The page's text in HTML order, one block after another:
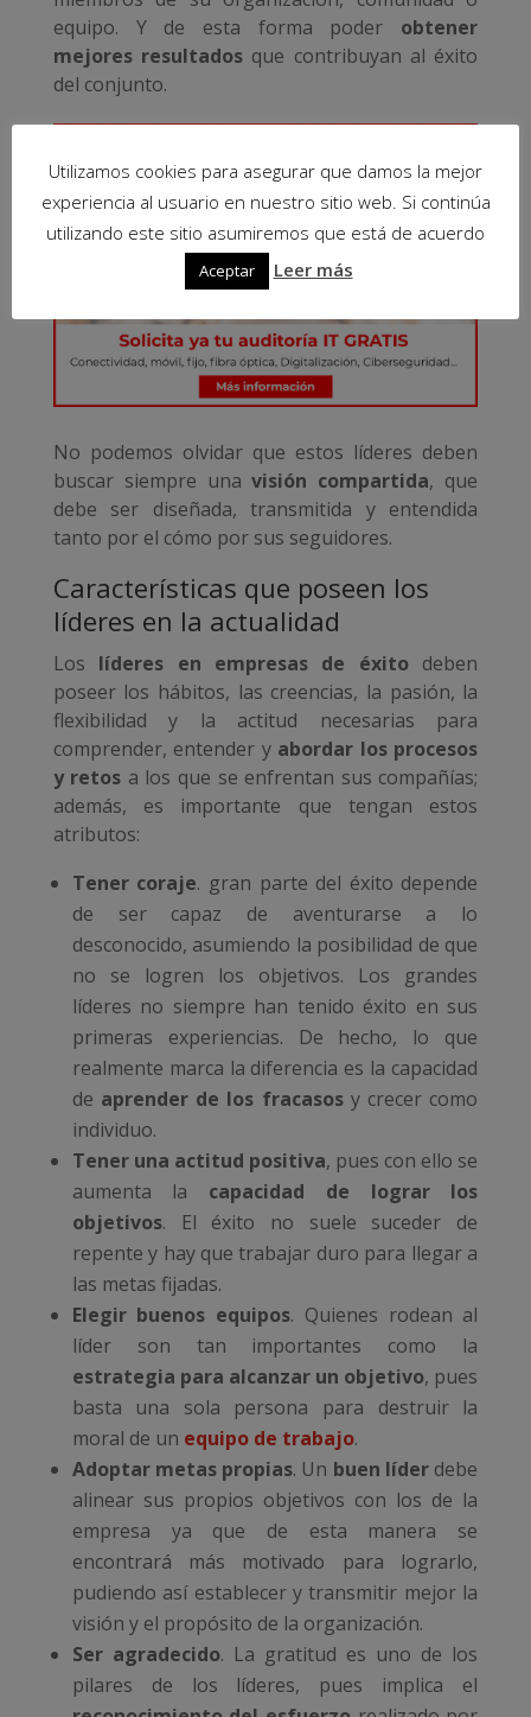
equipo. Y de esta forma poder obtener
mejores resultados que contribuyan al éxito
del conjunto.
No podemos olvidar que estos líderes deben
buscar siempre unavisión compartida, que
debe ser diseñada, transmitida y entendida
tanto por el cómo por sus seguidores.
Características que poseen los
líderes en la actualidad
Los líderes en empresas de éxitodeben
poseer los hábitos, las creencias, la pasión, la
flexibilidad y la actitud necesarias para
comprender, entender y abordar los procesos
y retos a los que se enfrentan sus compañías;
además, es importante que tengan estos
atributos:
Tener coraje. gran parte del éxito depende
de ser capaz de aventurarse a lo
desconocido, asumiendo la posibilidad de que
no se logren los objetivos. Los grandes
líderes no siempre han tenido éxito en sus
primeras experiencias. De hecho, lo que
realmente marca la diferencia es la capacidad
de aprender de los fracasosy crecer como
individuo.
Tener una actitud positiva, pues con ello se
aumenta la capacidad de lograr los
objetivos. El éxito no suele suceder de
repente y hay que trabajar duro para llegar a
las metas fijadas.
Elegir buenos equipos. Quienes rodean al
líder son tan importantes como la
estrategia para alcanzar un objetivo, pues
basta una sola persona para destruir la
moral de un equipo de trabajo.
Adoptar metas propias. Un buen líder debe
alinear sus propios objetivos con los de la
empresa ya que de esta manera se
encontrará más motivado para lograrlo,
pudiendo así establecer y transmitir mejor la
visión y el propósito de la organización.
Ser agradecido. La gratitud es uno de los
pilares de los líderes, pues implica el
Utilizamos cookies para asegurar que damos la mejor
experiencia al usuario en nuestro sitio web. Si continúa
utilizando este sitio asumiremos que está de acuerdo
Aceptar Leer más